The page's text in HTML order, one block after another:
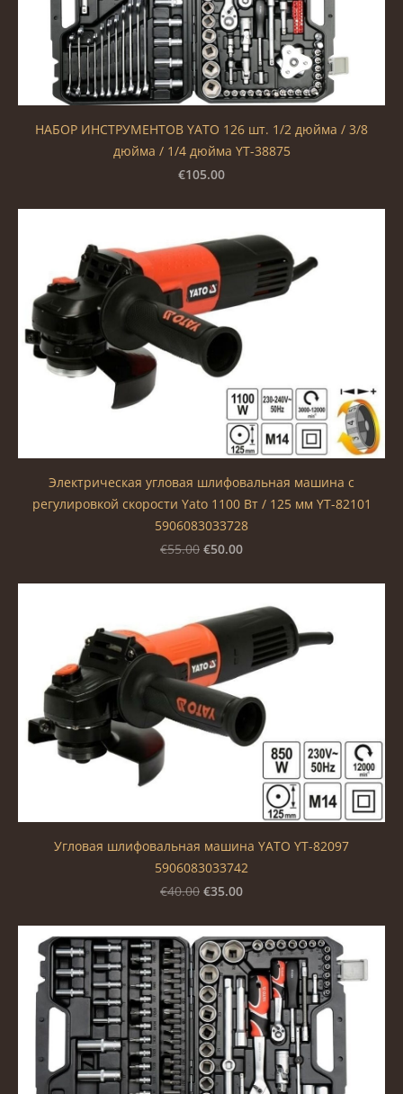
НАБОР ИНСТРУМЕНТОВ YATO 126 шт. 1/2 дюйма / 3/8
дюйма / 1/4 дюйма YT-38875
€105.00
Электрическая угловая шлифовальная машина c
регулировкой скорости Yato 1100 Вт / 125 мм YT-82101
5906083033728
€55.00 €50.00
Угловая шлифовальная машина YATO YT-82097
5906083033742
€40.00 €35.00